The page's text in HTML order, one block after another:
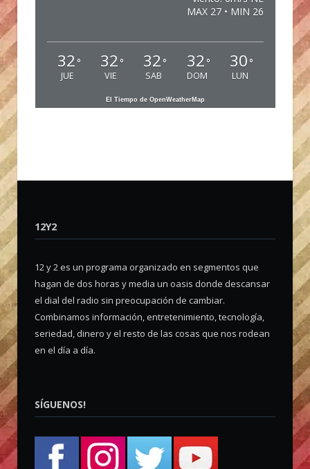
MAX 27 • MIN 26
32 °
JUE
32 °
VIE
32 °
SAB
32 °
DOM
30 °
LUN
El Tiempo de OpenWeatherMap
12Y2
12 y 2 es un programa organizado en segmentos que
hagan de dos horas y media un oasis donde descansar
el dial del radio sin preocupación de cambiar.
Combinamos información, entretenimiento, tecnología,
seriedad, dinero y el resto de las cosas que nos rodean
en el día a día.
SÍGUENOS!